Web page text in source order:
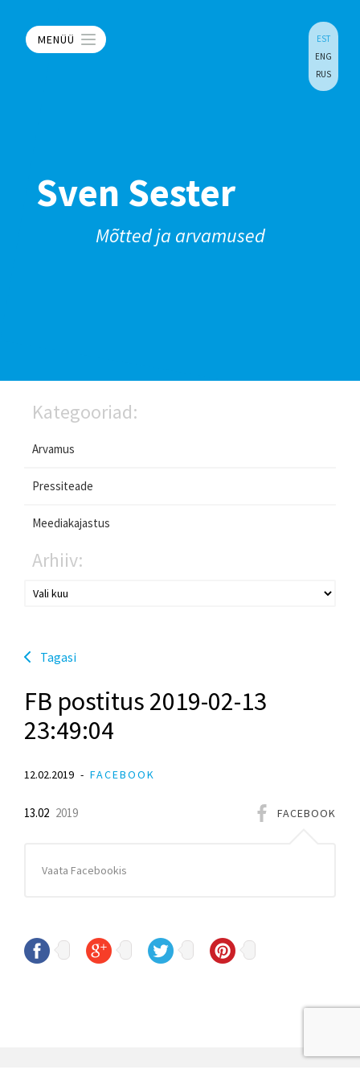
MENÜÜ
EST
ENG
RUS
Sven Sester
Mõtted ja arvamused
Kategooriad:
Arvamus
Pressiteade
Meediakajastus
Arhiiv:
Tagasi
FB postitus 2019-02-13
23:49:04
12.02.2019 FACEBOOK
FACEBOOK
13.02 2019
Vaata Facebookis